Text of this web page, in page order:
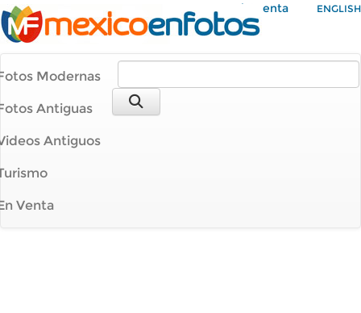
Mi Cuenta ENGLISH
Modernas
Antiguas
Antiguos
Venta